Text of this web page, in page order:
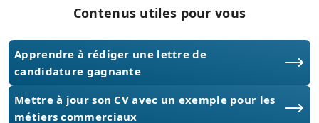
Contenus utiles pour vous
Apprendre à rédiger une lettre de
candidature gagnante
Mettre à jour son CV avec un exemple pour les
métiers commerciaux